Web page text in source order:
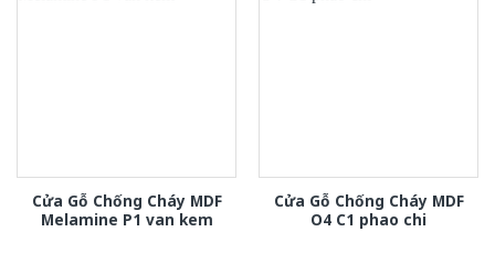
Cửa Gỗ Chống Cháy MDF
Melamine P1 van kem
Cửa Gỗ Chống Cháy MDF
O4 C1 phao chi